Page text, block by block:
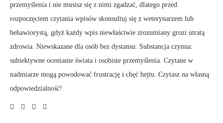
przemyślenia i nie musisz się z nimi zgadzać, dlatego przed
rozpoczęciem czytania wpisów skonsultuj się z weterynarzem lub
behawiorystą, gdyż każdy wpis niewłaściwie zrozumiany grozi utratą
zdrowia. Niewskazane dla osób bez dystansu. Substancja czynna:
subiektywne ocenianie świata i osobiste przemyślenia. Czytane w
nadmiarze mogą powodować frustrację i chęć hejtu. Czytasz na własną
odpowiedzialność!